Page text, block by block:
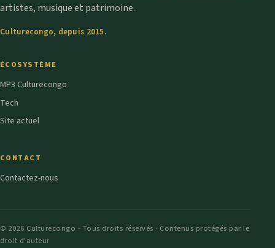
artistes, musique et patrimoine.
Culturecongo, depuis 2015.
ÉCOSYSTÈME
MP3 Culturecongo
Tech
Site actuel
CONTACT
Contactez-nous
© 2026 Culturecongo - Tous droits réservés · Contenus protégés par le
droit d'auteur